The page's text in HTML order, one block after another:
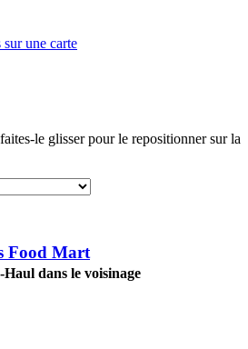
une carte
le glisser pour le repositionner sur la
Food Mart
dans le voisinage